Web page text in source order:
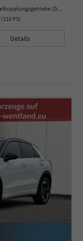
Doppelkupplungsgetriebe (DSG)
PS)
Details